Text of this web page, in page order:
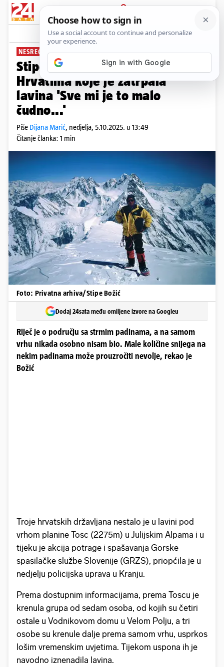
PRIJAVA
News Komentari
NESREĆA U SLOVENIJI
Stipe Božić za 24sata o nestalim
Hrvatima koje je zatrpala
lavina 'Sve mi je to malo
čudno...'
Piše Dijana Marić, nedjelja, 5.10.2025. u 13:49
Čitanje članka: 1 min
Foto: Privatna arhiva/Stipe Božić
Dodaj 24sata među omiljene izvore na Googleu
Riječ je o području sa strmim padinama, a na samom
vrhu nikada osobno nisam bio. Male količine snijega na
nekim padinama može prouzročiti nevolje, rekao je
Božić
Troje hrvatskih državljana nestalo je u lavini pod
vrhom planine Tosc (2275m) u Julijskim Alpama i u
tijeku je akcija potrage i spašavanja Gorske
spasilačke službe Slovenije (GRZS), priopćila je u
nedjelju policijska uprava u Kranju.
Prema dostupnim informacijama, prema Toscu je
krenula grupa od sedam osoba, od kojih su četiri
ostale u Vodnikovom domu u Velom Polju, a tri
osobe su krenule dalje prema samom vrhu, usprkos
lošim vremenskim uvjetima. Tijekom uspona ih je
navodno iznenadila lavina.